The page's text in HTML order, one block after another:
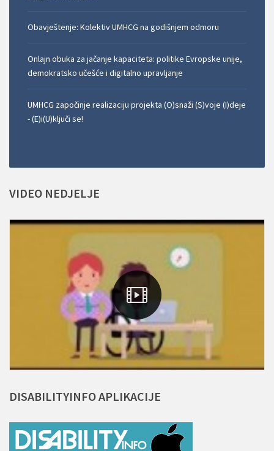
Obavještenje: Kolektiv UMHCG na godišnjem odmoru
Onlajn obuka za jačanje kapaciteta: politike Evropske unije,
demokratsko učešće i digitalno upravljanje
UMHCG započinje realizaciju projekta (O)snaži (S)voje (I)deje
- (E)i(U)ključi se!
VIDEO NEDJELJE
DISABILITYINFOAPLIKACIJE